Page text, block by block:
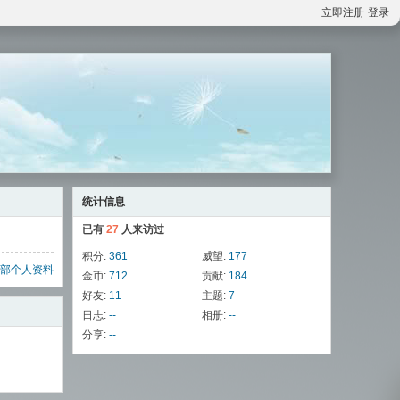
立即注册 登录
个人资料
统计信息
已有 27 人来访过
积分: 361 威望: 177
金币: 712 贡献: 184
好友: 11 主题: 7
日志: -- 相册: --
分享: --